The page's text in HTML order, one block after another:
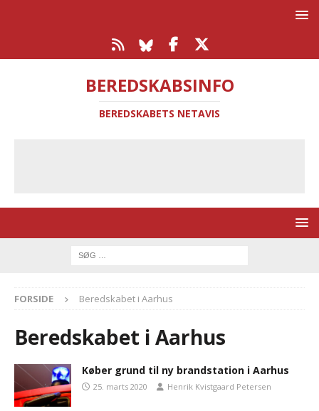
BEREDSKABSINFO
BEREDSKABETS NETAVIS
FORSIDE Beredskabet i Aarhus
Beredskabet i Aarhus
Køber grund til ny brandstation i Aarhus
25. marts 2020 Henrik Kvistgaard Petersen